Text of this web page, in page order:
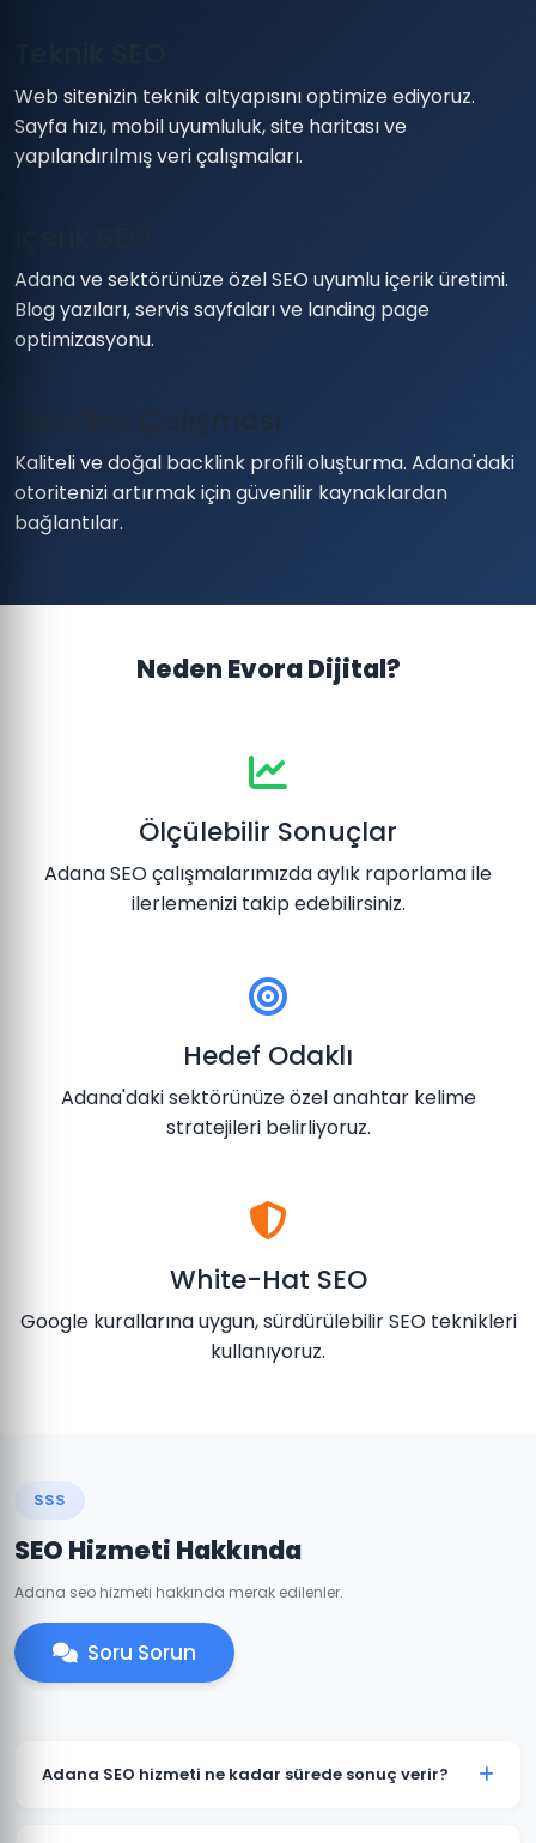
Web sitenizin teknik altyapısını optimize ediyoruz.
Sayfa hızı, mobil uyumluluk, site haritası ve
yapılandırılmış veri çalışmaları.
Adana ve sektörünüze özel SEO uyumlu içerik üretimi.
Blog yazıları, servis sayfaları ve landing page
optimizasyonu.
Backlink Çalışması
Kaliteli ve doğal backlink profili oluşturma. Adana'daki
otoritenizi artırmak için güvenilir kaynaklardan
bağlantılar.
Neden Evora Dijital?
Ölçülebilir Sonuçlar
Adana SEO çalışmalarımızda aylık raporlama ile
ilerlemenizi takip edebilirsiniz.
Hedef Odaklı
Adana'daki sektörünüze özel anahtar kelime
stratejileri belirliyoruz.
White-Hat SEO
Google kurallarına uygun, sürdürülebilir SEO teknikleri
kullanıyoruz.
SSS
SEO Hizmeti Hakkında
Adana seo hizmeti hakkında merak edilenler.
Soru Sorun
Adana SEO hizmeti ne kadar sürede sonuç verir?